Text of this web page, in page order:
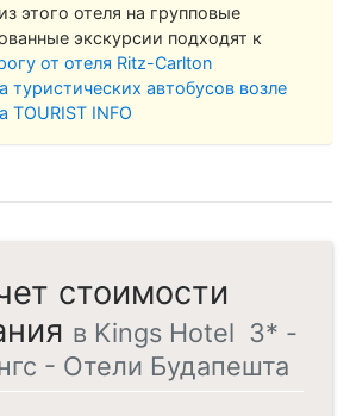
этого отеля на групповые
экскурсии подходят к
от отеля Ritz-Carlton
туристических автобусов возле
TOURIST INFO
стоимости
в Kings Hotel 3* -
- Отели Будапешта